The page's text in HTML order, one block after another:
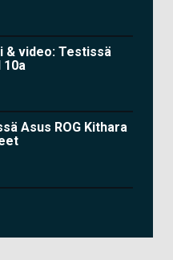
& video: Testissä
10a
Asus ROG Kithara